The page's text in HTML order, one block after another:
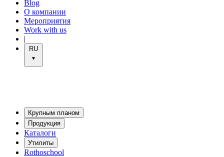
Blog
О компании
Мероприятия
Work with us
|
RU
Крупным планом
Продукция
Каталоги
Утилиты
Rothoschool